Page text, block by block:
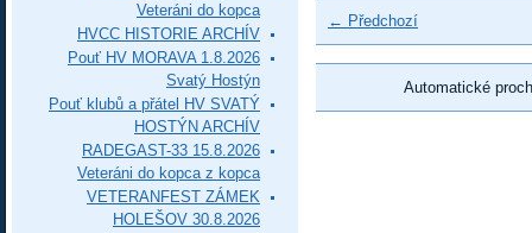
← Předchozí
Automatické
Veteráni do kopca
HVCC HISTORIE ARCHÍV
Pouť HV MORAVA 1.8.2026
Svatý Hostýn
Pouť klubů a přátel HV SVATÝ
HOSTÝN ARCHÍV
RADEGAST-33 15.8.2026
Veteráni do kopca z kopca
VETERANFEST ZÁMEK
HOLEŠOV 30.8.2026